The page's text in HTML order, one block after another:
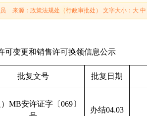
来源：政策法规处（行政审批处） 文字大小： 大 中
可变更和销售许可换领信息公示
批复文号 批复日期
）MB安许证字〔069〕
办结04.03